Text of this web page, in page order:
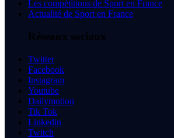
Les compétitions de Sport en France
Actualité de Sport en France
Réseaux sociaux
Twitter
Facebook
Instagram
Youtube
Dailymotion
Tik Tok
Linkedin
Twitch